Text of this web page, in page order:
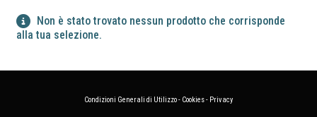
Non è stato trovato nessun prodotto che corrisponde
alla tua selezione.
Condizioni Generali di Utilizzo- Cookies- Privacy